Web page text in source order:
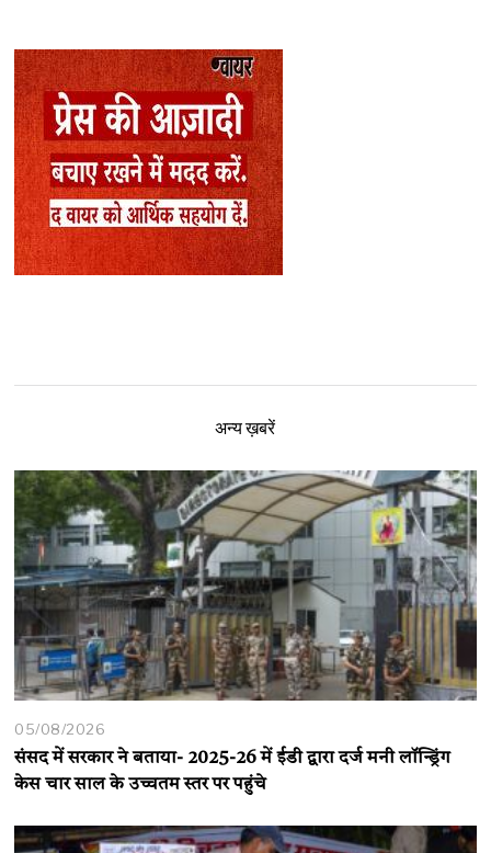
अन्य ख़बरें
05/08/2026
संसद में सरकार ने बताया- 2025-26 में ईडी द्वारा दर्ज मनी लॉन्ड्रिंग
केस चार साल के उच्चतम स्तर पर पहुंचे